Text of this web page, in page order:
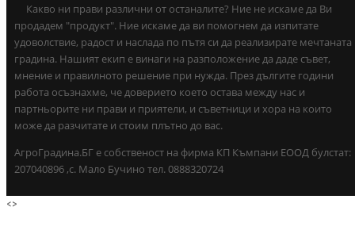
Какво ни прави различни от останалите? Ние не искаме да Ви
продадем "продукт". Ние искаме да ви помогнем да изпитате
удоволствие, радост и наслада по пътя си да реализирате мечтаната
градина. Нашият екип е винаги на разположение да даде съвет,
мнение и правилното решение при нужда. През дългите години
работа осъзнахме, че доверието което остава между нас и
партньорите ни прави и приятели, и съветници и хора на които
може да разчитате и стоим плътно до вас.
АгроГрадина.БГ е собственост на фирма КП Къмпани ЕООД булстат:
207040896 ,с. Мало Бучино тел. 0888320724
<>